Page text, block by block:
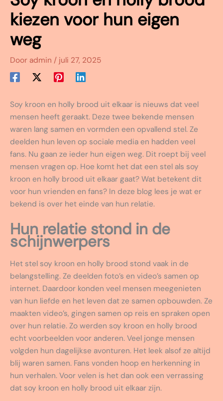
kiezen voor hun eigen
weg
Door admin / juli 27, 2025
Soy kroon en holly brood uit elkaar is nieuws dat veel
mensen heeft geraakt. Deze twee bekende mensen
waren lang samen en vormden een opvallend stel. Ze
deelden hun leven op sociale media en hadden veel
fans. Nu gaan ze ieder hun eigen weg. Dit roept bij veel
mensen vragen op. Hoe komt het dat een stel als soy
kroon en holly brood uit elkaar gaat? Wat betekent dit
voor hun vrienden en fans? In deze blog lees je wat er
bekend is over het einde van hun relatie.
Hun relatie stond in de
schijnwerpers
Het stel soy kroon en holly brood stond vaak in de
belangstelling. Ze deelden foto’s en video’s samen op
internet. Daardoor konden veel mensen meegenieten
van hun liefde en het leven dat ze samen opbouwden. Ze
maakten video’s, gingen samen op reis en spraken open
over hun relatie. Zo werden soy kroon en holly brood
echt voorbeelden voor anderen. Veel jonge mensen
volgden hun dagelijkse avonturen. Het leek alsof ze altijd
blij waren samen. Fans vonden hoop en herkenning in
hun verhalen. Voor velen is het dan ook een verrassing
dat soy kroon en holly brood uit elkaar zijn.